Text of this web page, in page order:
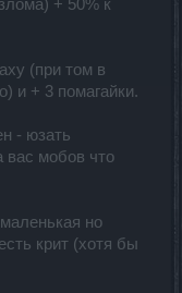
+ 50% к
(при том в
и + 3 помагайки.
- юзать
вас мобов что
но
крит (хотя бы